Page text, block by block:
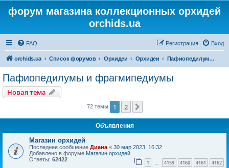
форум магазина коллекционных орхидей
orchids.ua
FAQ Вход
Регистрация
orchids.ua Список форумов Орхидеи Орхидеи Пафиопедилумы и фрагмипедиумы
Пафиопедилумы и фрагмипедиумы
Новая тема
72 темы 1 2
Объявления
Магазин орхидей
Последнее сообщение Диана « 30 мар 2023, 16:32
Добавлено в форуме Магазин орхидей
Ответы: 62422 1 … 4159 4160 4161 4162